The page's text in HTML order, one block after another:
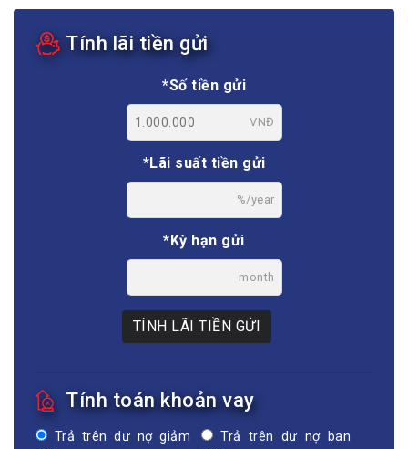
Tính lãi tiền gửi
*Số tiền gửi
VNĐ
*Lãi suất tiền gửi
%/year
*Kỳ hạn gửi
month
TÍNH LÃI TIỀN GỬI
Tính toán khoản vay
Trả trên dư nợ giảm
Trả trên dư nợ ban